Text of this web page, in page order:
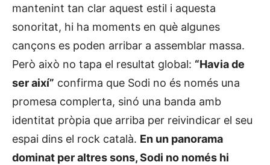
mantenint tan clar aquest estil i aquesta
sonoritat, hi ha moments en què algunes
cançons es poden arribar a assemblar massa.
Però això no tapa el resultat global: “Havia de
ser així” confirma que Sodi no és només una
promesa complerta, sinó una banda amb
identitat pròpia que arriba per reivindicar el seu
espai dins el rock català. En un panorama
dominat per altres sons, Sodi no només hi